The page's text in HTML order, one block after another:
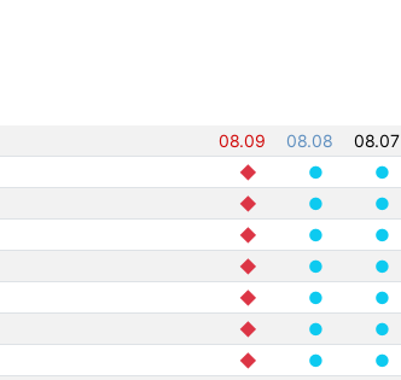
08.09 08.08 08.07
◆ ● ●
◆ ● ●
◆ ● ●
◆ ● ●
◆ ● ●
◆ ● ●
◆ ● ●